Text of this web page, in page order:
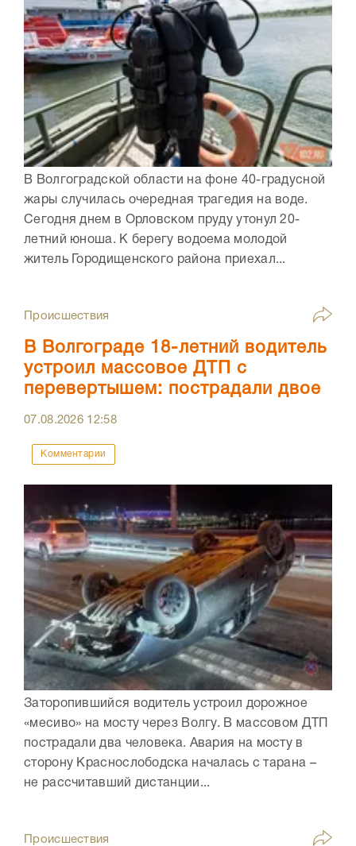
В Волгоградской области на фоне 40-градусной
жары случилась очередная трагедия на воде.
Сегодня днем в Орловском пруду утонул 20-
летний юноша. К берегу водоема молодой
житель Городищенского района приехал...
Происшествия
В Волгограде 18-летний водитель
устроил массовое ДТП с
перевертышем: пострадали двое
07.08.2026 12:58
Комментарии
Заторопившийся водитель устроил дорожное
«месиво» на мосту через Волгу. В массовом ДТП
пострадали два человека. Авария на мосту в
сторону Краснослободска началась с тарана –
не рассчитавший дистанции...
Происшествия